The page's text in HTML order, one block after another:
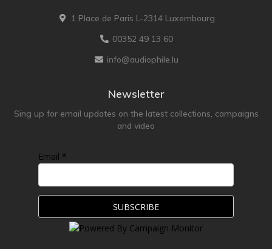
1 Place de Paris L-2314 Luxembourg
00352 49 13 60
info@audiophile.lu
Newsletter
Sing up for email updates on the latest collections, campaigns
and video
Email *